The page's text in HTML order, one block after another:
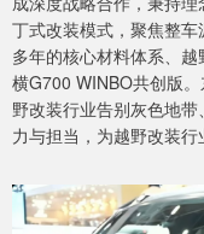
丁式改装模式，聚焦整
多年的核心材料体系、
横G700 WINBO共创版
野改装行业告别灰色地
力与担当，为越野改装行